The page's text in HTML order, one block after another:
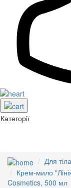
Категорії
Для тіла
Крем-мило
Cosmetics, 500 мл